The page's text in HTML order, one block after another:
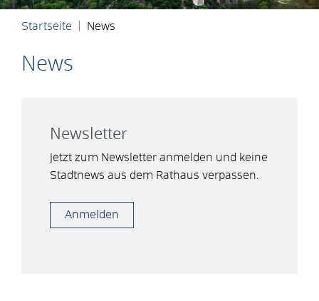
Startseite News
News
Newsletter
Jetzt zum Newsletter anmelden und keine
Stadtnews aus dem Rathaus verpassen.
Anmelden